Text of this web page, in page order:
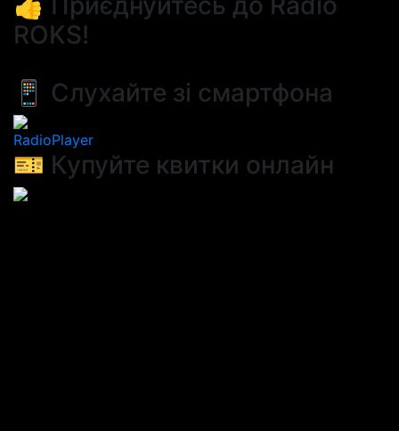
ROKS!
📱 Слухайте зі смартфона
RadioPlayer
🎫 Купуйте квитки онлайн